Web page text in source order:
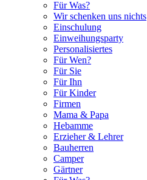
Für Was?
Wir schenken uns nichts
Einschulung
Einweihungsparty
Personalisiertes
Für Wen?
Für Sie
Für Ihn
Für Kinder
Firmen
Mama & Papa
Hebamme
Erzieher & Lehrer
Bauherren
Camper
Gärtner